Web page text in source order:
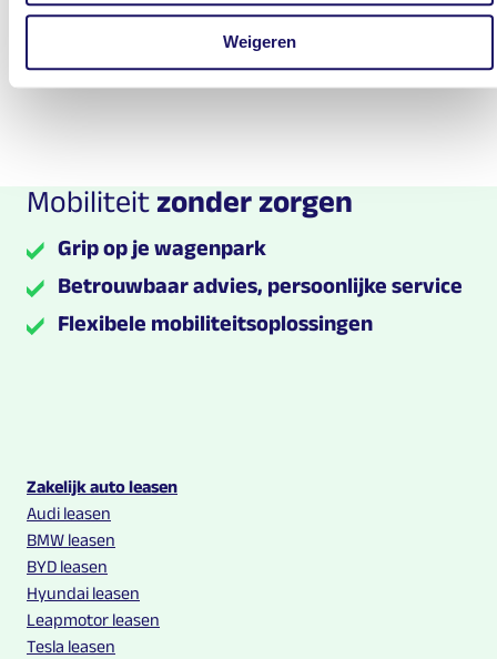
Weigeren
Mobiliteit zonder zorgen
Grip op je wagenpark
Betrouwbaar advies, persoonlijke service
Flexibele mobiliteitsoplossingen
Multilease links en contact informatie
Zakelijk auto leasen
Audi leasen
BMW leasen
BYD leasen
Hyundai leasen
Leapmotor leasen
Tesla leasen